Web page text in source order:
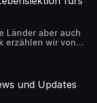
Länder aber auch
erzählen wir von
und was wir
und Updates